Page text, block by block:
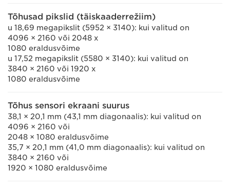
Tõhusad pikslid (täiskaaderrežiim)
u 18,69 megapikslit (5952 × 3140): kui valitud on
4096 × 2160 või 2048 x
1080 eraldusvõime
u 17,52 megapikslit (5580 × 3140): kui valitud on
3840 × 2160 või 1920 x
1080 eraldusvõime
Tõhus sensori ekraani suurus
38,1 × 20,1 mm (43,1 mm diagonaalis): kui valitud on
4096 × 2160 või
2048 × 1080 eraldusvõime
35,7 × 20,1 mm (41,0 mm diagonaalis): kui valitud on
3840 × 2160 või
1920 × 1080 eraldusvõime